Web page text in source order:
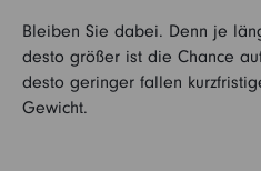
Bleiben Sie dabei. Denn je
desto größer ist die Chance
desto geringer fallen
Gewicht.